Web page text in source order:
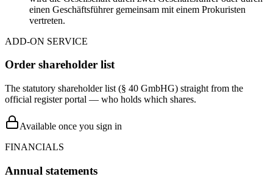
einen Geschäftsführer gemeinsam mit einem Prokuristen
vertreten.
ADD-ON SERVICE
Order shareholder list
The statutory shareholder list (§ 40 GmbHG) straight from the
official register portal — who holds which shares.
Available once you sign in
FINANCIALS
Annual statements